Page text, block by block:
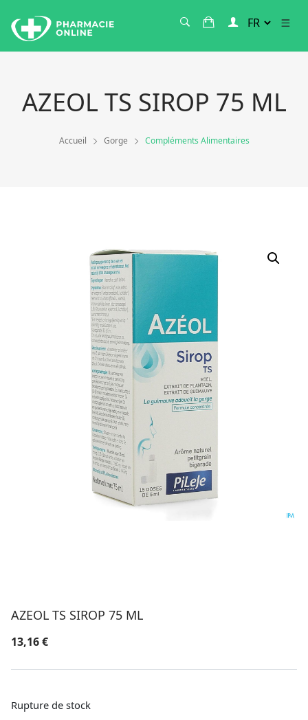
AZEOL TS SIROP 75 ML
Accueil Gorge Compléments Alimentaires
AZEOL TS SIROP 75 ML
13,16€
Rupture de stock